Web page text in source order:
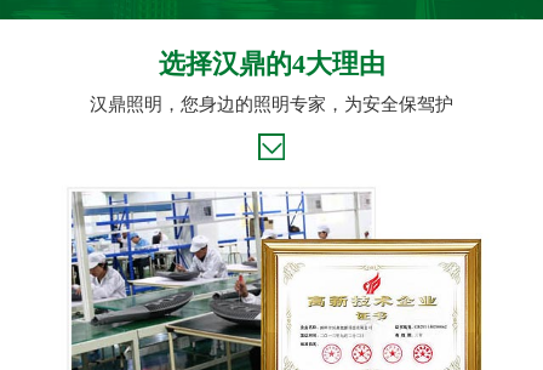
选择汉鼎的4大理由
汉鼎照明，您身边的照明专家，为安全保驾护